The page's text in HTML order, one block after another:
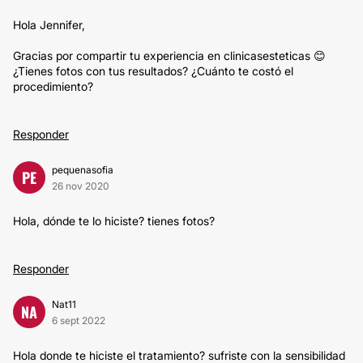
Hola Jennifer,
Gracias por compartir tu experiencia en clinicasesteticas 😊
¿Tienes fotos con tus resultados? ¿Cuánto te costó el
procedimiento?
Responder
PE
pequenasofia
26 nov 2020
Hola, dónde te lo hiciste? tienes fotos?
Responder
NA
Nat11
6 sept 2022
Hola donde te hiciste el tratamiento? sufriste con la sensibilidad